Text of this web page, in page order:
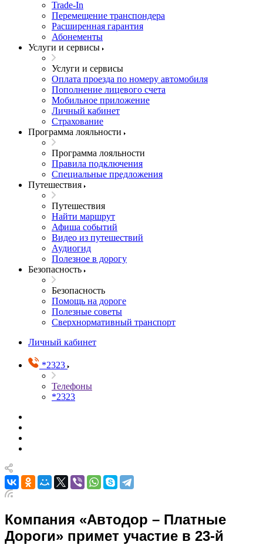
Trade-In
Перемещение транспондера
Расширенная гарантия
Абонементы
Услуги и сервисы
Услуги и сервисы
Оплата проезда по номеру автомобиля
Пополнение лицевого счета
Мобильное приложение
Личный кабинет
Страхование
Программа лояльности
Программа лояльности
Правила подключения
Специальные предложения
Путешествия
Путешествия
Найти маршрут
Афиша событий
Видео из путешествий
Аудиогид
Полезное в дорогу
Безопасность
Безопасность
Помощь на дороге
Полезные советы
Сверхнормативный транспорт
Личный кабинет
*2323
Телефоны
*2323
Компания «Автодор – Платные
Дороги» примет участие в 23-й